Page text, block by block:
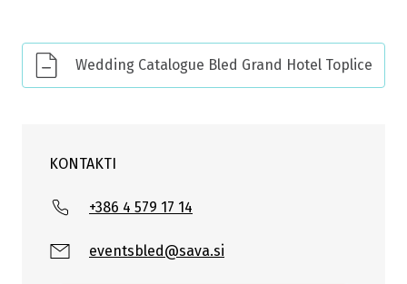
Wedding Catalogue Bled Grand Hotel Toplice
KONTAKTI
+386 4 579 17 14
eventsbled@sava.si